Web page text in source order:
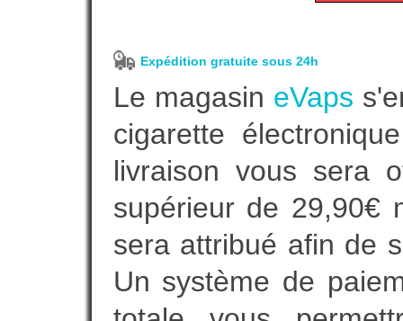
Expédition gratuite sous 24h
Le magasin eVaps
cigarette
livraison vous sera
supérieur de 29,90€
sera attribué afin de
Un système de